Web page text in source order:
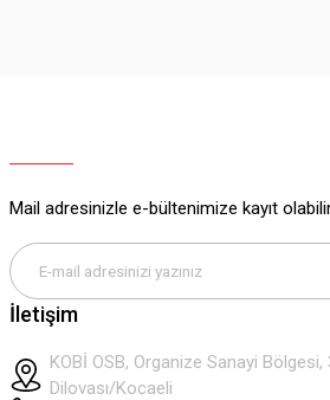
Gönder
Mail adresinizle e-bültenimize kayıt
İletişim
KOBİ OSB, Organize Sanayi
Dilovası/Kocaeli